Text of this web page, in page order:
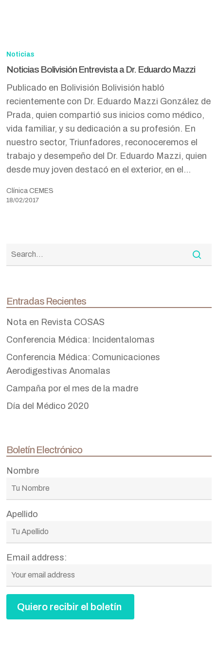
Bolivisión
Dr.
Eduardo
Mazzi
Noticias
Noticias Bolivisión Entrevista a Dr. Eduardo Mazzi
Publicado en Bolivisión Bolivisión habló
recientemente con Dr. Eduardo Mazzi González de
Prada, quien compartió sus inicios como médico,
vida familiar, y su dedicación a su profesión. En
nuestro sector, Triunfadores, reconoceremos el
trabajo y desempeño del Dr. Eduardo Mazzi, quien
desde muy joven destacó en el exterior, en el…
Clínica CEMES
18/02/2017
Entradas Recientes
Nota en Revista COSAS
Conferencia Médica: Incidentalomas
Conferencia Médica: Comunicaciones
Aerodigestivas Anomalas
Campaña por el mes de la madre
Día del Médico 2020
Boletín Electrónico
Nombre
Apellido
Email address: